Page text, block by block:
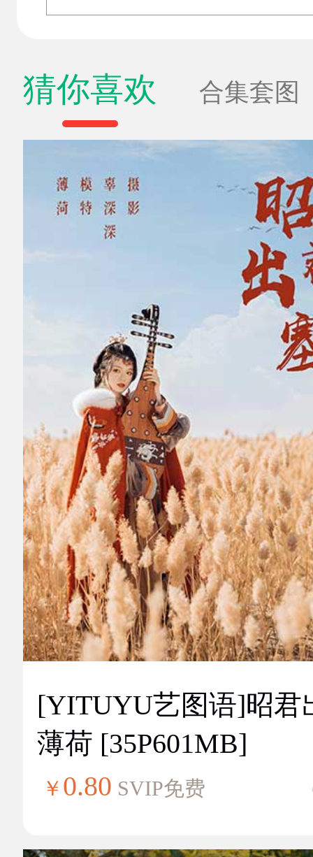
猜你喜欢 合集套图
[YITUYU艺图语]昭君
薄荷 [35P601MB]
￥ 0.80 SVIP免费